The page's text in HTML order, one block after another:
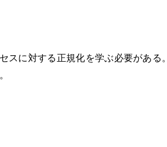
スに対する正規化を学ぶ必要がある。